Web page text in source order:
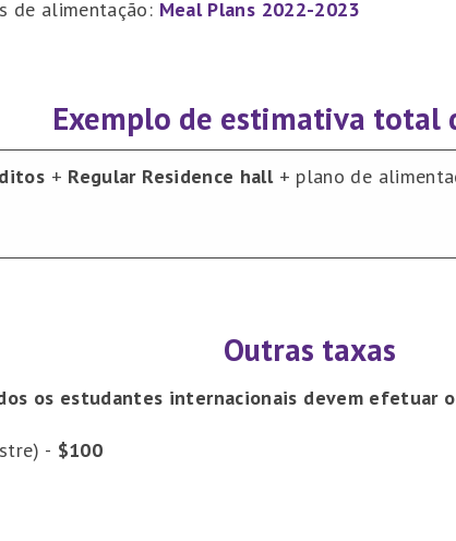
de alimentação: Meal Plans 2022-2023
Exemplo de estimativa total
+ Regular Residence hall+ plano de
Outras taxas
os estudantes internacionais devem efetuar
- $100